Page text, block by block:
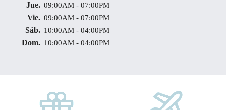
Jue. 09:00AM - 07:00PM
Vie. 09:00AM - 07:00PM
Sáb. 10:00AM - 04:00PM
Dom. 10:00AM - 04:00PM